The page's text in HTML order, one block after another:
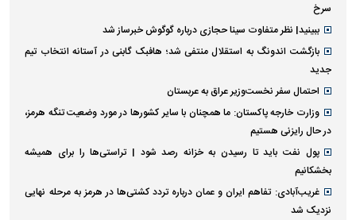
سرخ
ببینید| نظر متفاوت سینا حجازی درباره گوگوش خبرساز شد
بازگشت اندونگ به استقلال منتفی شد؛ هافبک گابنی در آستانه انتخاب تیم
جدید
احتمال سفر نخست‌وزیر عراق به عربستان
وزارت خارجه پاکستان: ما همچنان با سایر کشور‌ها در مورد وضعیت تنگه هرمز،
در حال رایزنی هستیم
پول نفت باید تا رسیدن به خزانه رصد شود | تراستی‌ها را برای همیشه
بخشکانیم
غریب‌آبادی: تفاهم ایران و عمان درباره تردد کشتی‌ها در هرمز به مرحله نهایی
نزدیک شد